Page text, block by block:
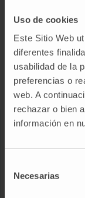
Uso de cookies
Este Sitio Web
diferentes
usabilidad de la
preferencias o
web. A
rechazar o bien
información en
Necesarias
Enfermedades
Pruebas
Tratamientos
Cuidados en casa
Chequeos y salud
Conozca a los